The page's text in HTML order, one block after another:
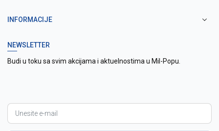
INFORMACIJE
NEWSLETTER
Budi u toku sa svim akcijama i aktuelnostima u Mil-Popu.